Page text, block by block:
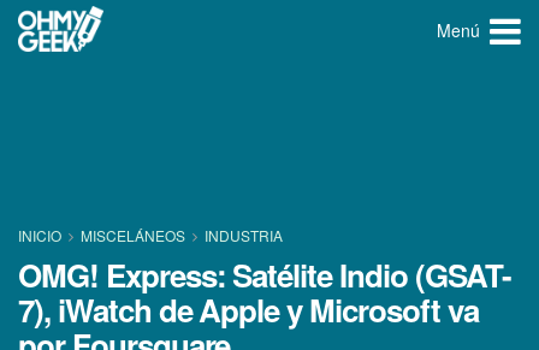
Menú
INICIO MISCELÁNEOS INDUSTRIA
OMG! Express: Satélite Indio (GSAT-
7), iWatch de Apple y Microsoft va